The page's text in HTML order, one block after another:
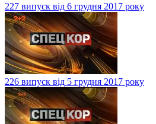
227 випуск від 6 грудня 2017 року
226 випуск від 5 грудня 2017 року